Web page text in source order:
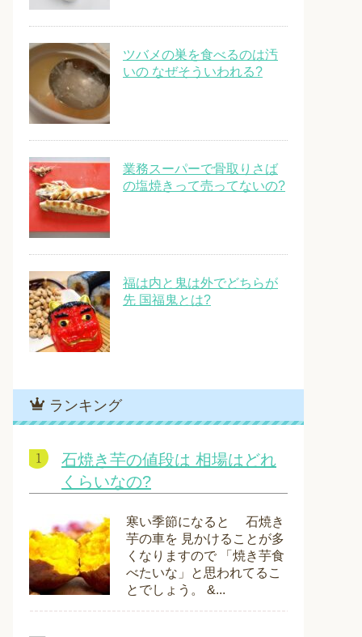
ツバメの巣を食べるのは汚
いの なぜそういわれる?
業務スーパーで骨取りさば
の塩焼きって売ってないの?
福は内と鬼は外でどちらが
先 国福鬼とは?
ランキング
石焼き芋の値段は 相場はどれ
くらいなの?
寒い季節になると 石焼き
芋の車を 見かけることが多
くなりますので 「焼き芋食
べたいな」と思われてるこ
とでしょう。 &...